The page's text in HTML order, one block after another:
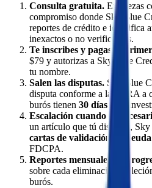
Consulta gratuita. Empiezas
compromiso donde Sky Blue
reportes de crédito e identifica
inexactos o no verificables.
Te inscribes y pagas la
$79 y autorizas a Sky Blue
tu nombre.
Salen las disputas. Sky Blue
disputa conforme a la FCRA a
burós tienen 30 díaspara
Escalación cuando es
un artículo que tú disputas,
cartas de validación de deuda
FDCPA.
Reportes mensuales de
sobre cada eliminación,
burós.